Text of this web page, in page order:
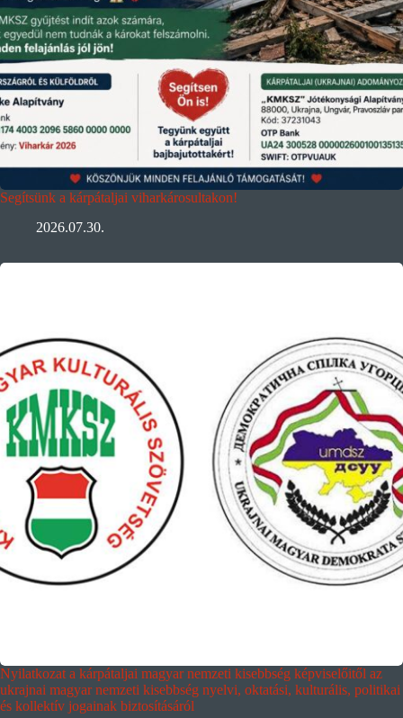
Segítsünk a kárpátaljai viharkárosultakon!
2026.07.30.
Nyilatkozat a kárpátaljai magyar nemzeti kisebbség képviselőitől az
ukrajnai magyar nemzeti kisebbség nyelvi, oktatási, kulturális, politikai
és kollektív jogainak biztosításáról